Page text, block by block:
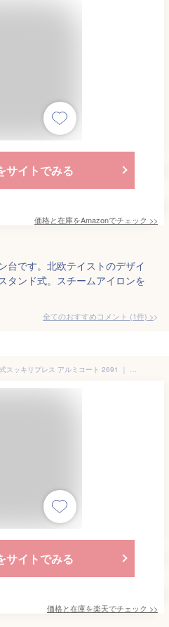
サイトでみる
価格と在庫をAmazonでチェック >>
台です。北欧テイストのデザイ
タンド式。スチームアイロンを
全てのおすすめコメント (1件) >
山崎実業 アイロン台 スタンド式スッキリプレス アルミコート 2691 ｜ スタンド型 アイロンがけ 高さ調整 アイロン置き台
サイトでみる
価格と在庫を楽天でチェック >>